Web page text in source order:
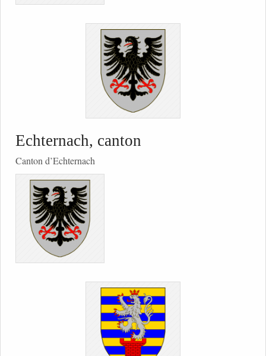
Echternach, canton
Canton d’Echternach